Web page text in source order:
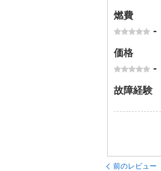
燃費
-
価格
-
故障経験
前のレビュー